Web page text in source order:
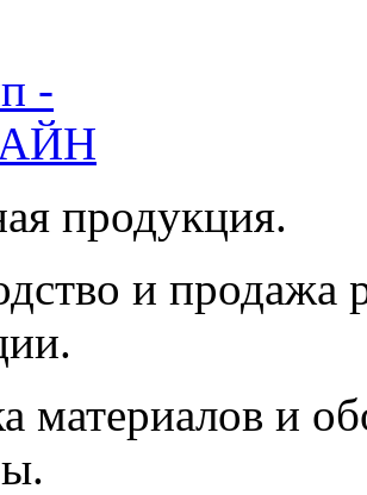
продукция.
и продажа
материалов и